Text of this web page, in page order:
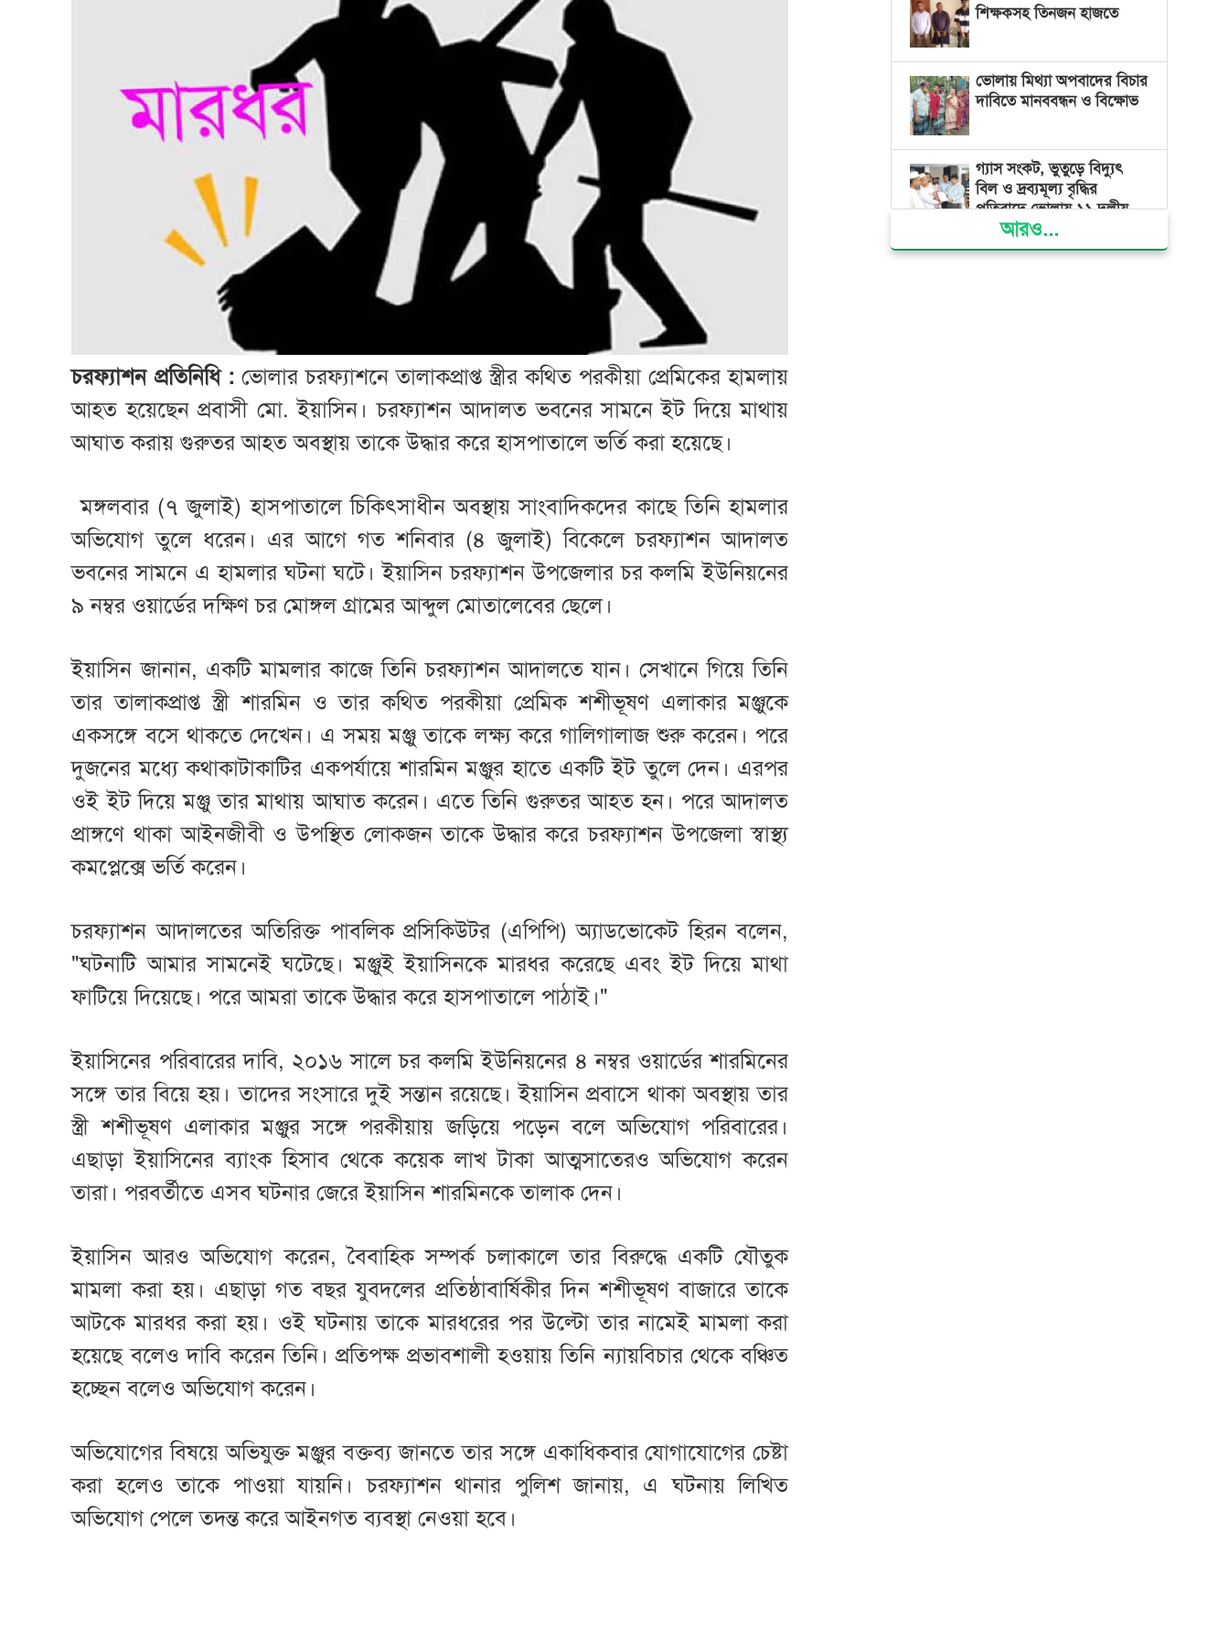
চরফ্যাশন প্রতিনিধি : ভোলার চরফ্যাশনে তালাকপ্রাপ্ত স্ত্রীর কথিত পরকীয়া প্রেমিকের হামলায়
আহত হয়েছেন প্রবাসী মো. ইয়াসিন। চরফ্যাশন আদালত ভবনের সামনে ইট দিয়ে মাথায়
আঘাত করায় গুরুতর আহত অবস্থায় তাকে উদ্ধার করে হাসপাতালে ভর্তি করা হয়েছে।
মঙ্গলবার (৭ জুলাই) হাসপাতালে চিকিৎসাধীন অবস্থায় সাংবাদিকদের কাছে তিনি হামলার
অভিযোগ তুলে ধরেন। এর আগে গত শনিবার (৪ জুলাই) বিকেলে চরফ্যাশন আদালত
ভবনের সামনে এ হামলার ঘটনা ঘটে। ইয়াসিন চরফ্যাশন উপজেলার চর কলমি ইউনিয়নের
৯ নম্বর ওয়ার্ডের দক্ষিণ চর মোঙ্গল গ্রামের আব্দুল মোতালেবের ছেলে।
ইয়াসিন জানান, একটি মামলার কাজে তিনি চরফ্যাশন আদালতে যান। সেখানে গিয়ে তিনি
তার তালাকপ্রাপ্ত স্ত্রী শারমিন ও তার কথিত পরকীয়া প্রেমিক শশীভূষণ এলাকার মঞ্জুকে
একসঙ্গে বসে থাকতে দেখেন। এ সময় মঞ্জু তাকে লক্ষ্য করে গালিগালাজ শুরু করেন। পরে
দুজনের মধ্যে কথাকাটাকাটির একপর্যায়ে শারমিন মঞ্জুর হাতে একটি ইট তুলে দেন। এরপর
ওই ইট দিয়ে মঞ্জু তার মাথায় আঘাত করেন। এতে তিনি গুরুতর আহত হন। পরে আদালত
প্রাঙ্গণে থাকা আইনজীবী ও উপস্থিত লোকজন তাকে উদ্ধার করে চরফ্যাশন উপজেলা স্বাস্থ্য
কমপ্লেক্সে ভর্তি করেন।
চরফ্যাশন আদালতের অতিরিক্ত পাবলিক প্রসিকিউটর (এপিপি) অ্যাডভোকেট হিরন বলেন,
"ঘটনাটি আমার সামনেই ঘটেছে। মঞ্জুই ইয়াসিনকে মারধর করেছে এবং ইট দিয়ে মাথা
ফাটিয়ে দিয়েছে। পরে আমরা তাকে উদ্ধার করে হাসপাতালে পাঠাই।"
ইয়াসিনের পরিবারের দাবি, ২০১৬ সালে চর কলমি ইউনিয়নের ৪ নম্বর ওয়ার্ডের শারমিনের
সঙ্গে তার বিয়ে হয়। তাদের সংসারে দুই সন্তান রয়েছে। ইয়াসিন প্রবাসে থাকা অবস্থায় তার
স্ত্রী শশীভূষণ এলাকার মঞ্জুর সঙ্গে পরকীয়ায় জড়িয়ে পড়েন বলে অভিযোগ পরিবারের।
এছাড়া ইয়াসিনের ব্যাংক হিসাব থেকে কয়েক লাখ টাকা আত্মসাতেরও অভিযোগ করেন
তারা। পরবর্তীতে এসব ঘটনার জেরে ইয়াসিন শারমিনকে তালাক দেন।
ইয়াসিন আরও অভিযোগ করেন, বৈবাহিক সম্পর্ক চলাকালে তার বিরুদ্ধে একটি যৌতুক
মামলা করা হয়। এছাড়া গত বছর যুবদলের প্রতিষ্ঠাবার্ষিকীর দিন শশীভূষণ বাজারে তাকে
আটকে মারধর করা হয়। ওই ঘটনায় তাকে মারধরের পর উল্টো তার নামেই মামলা করা
হয়েছে বলেও দাবি করেন তিনি। প্রতিপক্ষ প্রভাবশালী হওয়ায় তিনি ন্যায়বিচার থেকে বঞ্চিত
হচ্ছেন বলেও অভিযোগ করেন।
অভিযোগের বিষয়ে অভিযুক্ত মঞ্জুর বক্তব্য জানতে তার সঙ্গে একাধিকবার যোগাযোগের চেষ্টা
করা হলেও তাকে পাওয়া যায়নি। চরফ্যাশন থানার পুলিশ জানায়, এ ঘটনায় লিখিত
অভিযোগ পেলে তদন্ত করে আইনগত ব্যবস্থা নেওয়া হবে।
শিক্ষকসহ তিনজন হাজতে
ভোলায় মিথ্যা অপবাদের বিচার
দাবিতে মানববন্ধন ও বিক্ষোভ
গ্যাস সংকট, ভুতুড়ে বিদ্যুৎ
বিল ও দ্রব্যমূল্য বৃদ্ধির
প্রতিবাদে ভোলায় ১১ দলীয়
ঐক্যের প্রধানমন্ত্রী বরাবর
স্মারকলিপি প্রদান
আরও...